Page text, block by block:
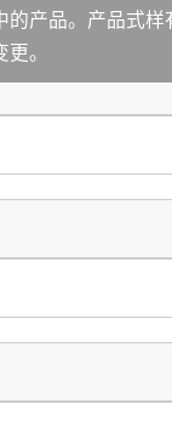
的产品。产品式
。